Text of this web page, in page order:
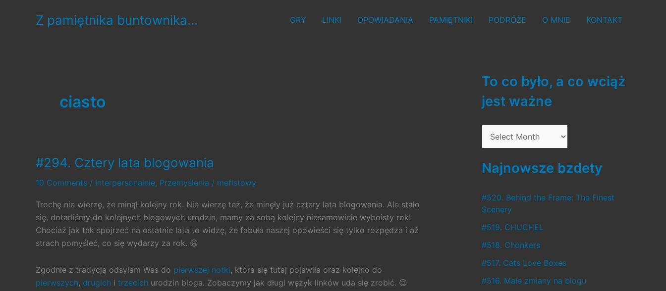
Z pamiętnika buntownika... GRY LINKI OPOWIADANIA PAMIĘTNIKI PODRÓŻE O MNIE KONTAKT
ciasto
#294. Cztery lata blogowania
10 Comments / Interpersonalnie, Przemyślenia / mefistowy
Trochę nie wierzę, że minął kolejny rok. Nie wierzę też, że minęły już cztery lata blogowania. Ale stało
się, dotarliśmy do kolejnych blogowych urodzin, mamy za sobą kolejny niesamowicie wyboisty rok!
Chociaż jak tak spojrzeć na ostatnie lata to widzę, że fabuła naszej opowieści się tylko rozpędza i aż
strach pomyśleć, co się wydarzy za rok. 😀
Zgodnie z tradycją odsyłam Was do pierwszej notki, która się tutaj pojawiła oraz kolejno do
pierwszych, drugich i trzecich urodzin bloga. Zobaczymy jak długi wężyk linków uda się zrobić. 😉
To co było, a co wciąż
jest ważne
o
c
b
y
ł
o
,
Najnowsze bzdety
#520. Behind the Frame: The Finest
Scenery
#519. CHUCHEL
#518. Chonkers
#517. Cats Love Boxes
#516. Małe zmiany na blogu